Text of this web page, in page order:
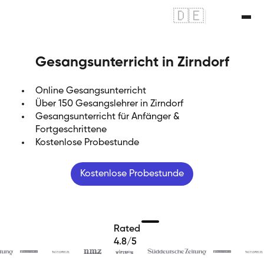
🇩🇪
Gesangsunterricht in Zirndorf
Online Gesangsunterricht
Über 150 Gesangslehrer in Zirndorf
Gesangsunterricht für Anfänger &
Fortgeschrittene
Kostenlose Probestunde
Kostenlose Probestunde
Rated
4.8/5